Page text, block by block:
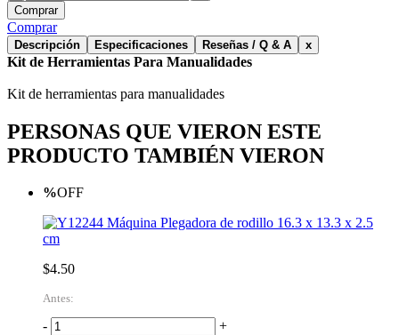
Comprar
Comprar
Descripción Especificaciones Reseñas / Q & A x
Kit de Herramientas Para Manualidades
Kit de herramientas para manualidades
PERSONAS QUE VIERON ESTE
PRODUCTO TAMBIÉN VIERON
%OFF
Máquina Plegadora de rodillo 16.3 x 13.3 x 2.5
cm
$4.50
Antes:
-
+